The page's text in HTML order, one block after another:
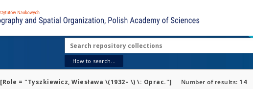
How to search...
[Role = "Tyszkiewicz, Wiesława \(1932– \) \: Oprac."] Number of results: 14